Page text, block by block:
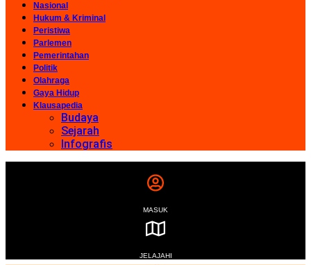
Nasional
Hukum & Kriminal
Peristiwa
Parlemen
Pemerintahan
Politik
Olahraga
Gaya Hidup
Klausapedia
Budaya
Sejarah
Infografis
MASUK
JELAJAHI